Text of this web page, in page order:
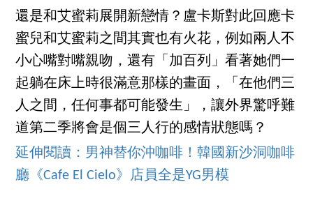
還是和艾蜜莉展開新戀情？盧卡斯對此回應卡
蜜兒和艾蜜莉之間其實也有火花，例如兩人不
小心嘴對嘴親吻，還有「加百列」看著她們一
起躺在床上時很滿意那樣的畫面，「在他們三
人之間，任何事都可能發生」，讓外界驚呼難
道第二季將會是個三人行的感情狀態嗎？
延伸閱讀：男神替你沖咖啡！韓國新沙洞咖啡
廳《Cafe El Cielo》店員全是YG男模